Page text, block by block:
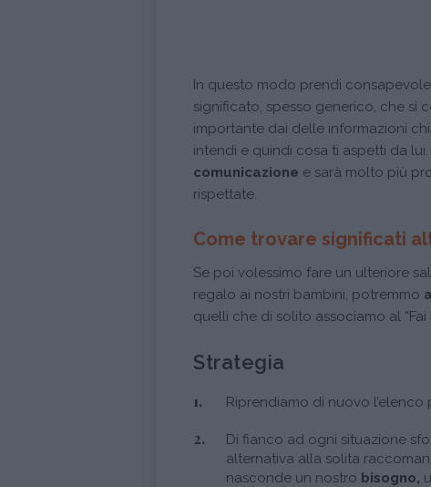
In questo modo prendi
significato, spesso generico, che si
importante dai delle informazioni
intendi e quindi cosa ti aspetti da
comunicazione e sarà molto più
rispettate.
Come trovare significati
Se poi volessimo fare un ulteriore
regalo ai nostri bambini, potremmo
quelli che di solito associamo al “Fai
Strategia
Riprendiamo di nuovo l’elenco
Di fianco ad ogni situazione
alternativa alla solita
nasconde un nostro bisogno,